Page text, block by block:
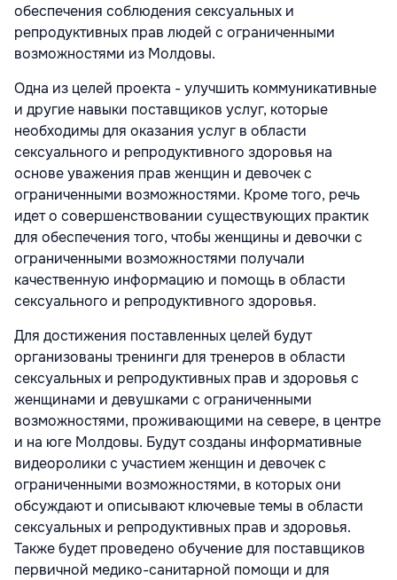
обеспечения соблюдения сексуальных и
репродуктивных прав людей с ограниченными
возможностями из Молдовы.
Одна из целей проекта - улучшить коммуникативные
и другие навыки поставщиков услуг, которые
необходимы для оказания услуг в области
сексуального и репродуктивного здоровья на
основе уважения прав женщин и девочек с
ограниченными возможностями. Кроме того, речь
идет о совершенствовании существующих практик
для обеспечения того, чтобы женщины и девочки с
ограниченными возможностями получали
качественную информацию и помощь в области
сексуального и репродуктивного здоровья.
Для достижения поставленных целей будут
организованы тренинги для тренеров в области
сексуальных и репродуктивных прав и здоровья с
женщинами и девушками с ограниченными
возможностями, проживающими на севере, в центре
и на юге Молдовы. Будут созданы информативные
видеоролики с участием женщин и девочек с
ограниченными возможностями, в которых они
обсуждают и описывают ключевые темы в области
сексуальных и репродуктивных прав и здоровья.
Также будет проведено обучение для поставщиков
первичной медико-санитарной помощи и для